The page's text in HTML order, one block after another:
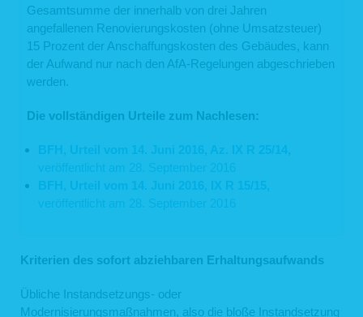
Gesamtsumme der innerhalb von drei Jahren
angefallenen Renovierungskosten (ohne Umsatzsteuer)
15 Prozent der Anschaffungskosten des Gebäudes, kann
der Aufwand nur nach den AfA-Regelungen abgeschrieben
werden.
Die vollständigen Urteile zum Nachlesen:
BFH, Urteil vom 14. Juni 2016, Az. IX R 25/14,
veröffentlicht am 28. September 2016
BFH, Urteil vom 14. Juni 2016, IX R 15/15,
veröffentlicht am 28. September 2016
Kriterien des sofort abziehbaren Erhaltungsaufwands
Übliche Instandsetzungs- oder
Modernisierungsmaßnahmen, also die bloße Instandsetzung